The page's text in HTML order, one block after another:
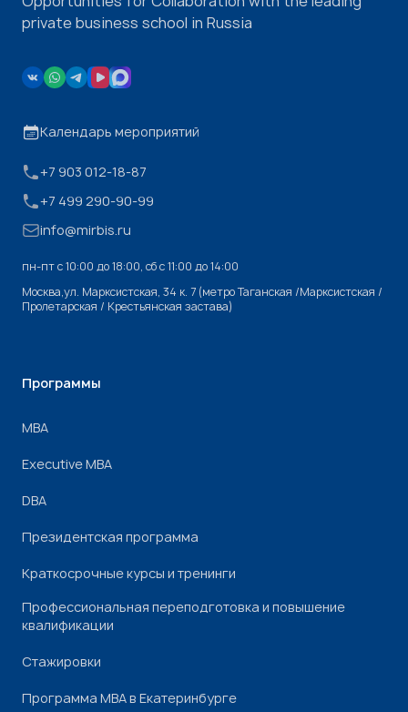
private business school in Russia
Календарь мероприятий
+7 903 012-18-87
+7 499 290-90-99
info@mirbis.ru
пн-пт с 10:00 до 18:00, cб с 11:00 до 14:00
Москва,ул. Марксистская, 34 к. 7 (метро Таганская /Марксистская /
Пролетарская / Крестьянская застава)
Программы
МВА
Executive MBA
DBA
Президентская программа
Краткосрочные курсы и тренинги
Профессиональная переподготовка и повышение
квалификации
Стажировки
Программа МВА в Екатеринбурге